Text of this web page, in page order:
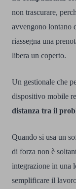
non trascurare,
avvengono lontano
riassegna una
libera un coperto.
Un gestionale che
dispositivo mobile
distanza tra il
Quando si usa un
di forza non è
integrazione in una
semplificare il